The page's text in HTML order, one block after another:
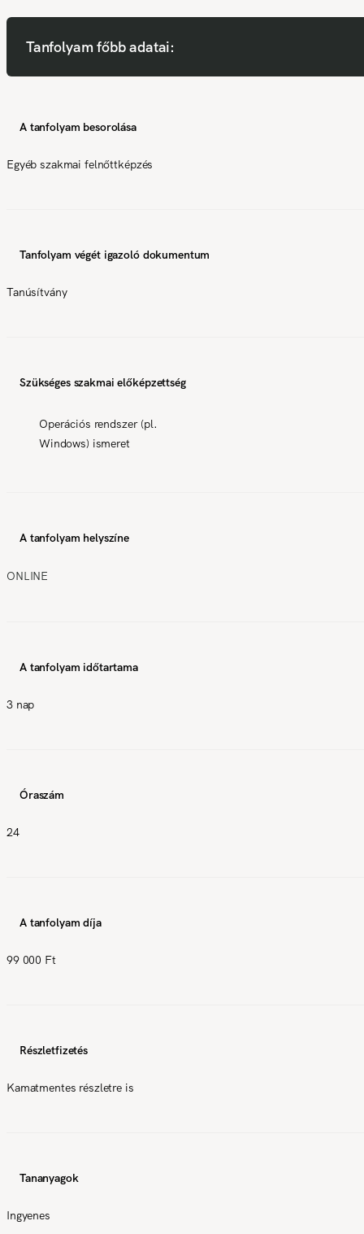
Tanfolyam főbb adatai:
A tanfolyam besorolása
Egyéb szakmai felnőttképzés
Tanfolyam végét igazoló dokumentum
Tanúsítvány
Szükséges szakmai előképzettség
Operációs rendszer (pl.
Windows) ismeret
A tanfolyam helyszíne
ONLINE
A tanfolyam időtartama
3 nap
Óraszám
24
A tanfolyam díja
99 000 Ft
Részletfizetés
Kamatmentes részletre is
Tananyagok
Ingyenes